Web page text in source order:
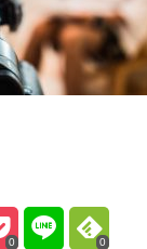
0 0
クを極める
になる方法